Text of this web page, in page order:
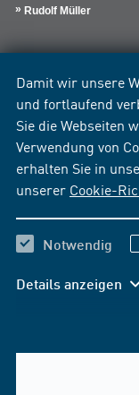
Damit wir unsere
und fortlaufend
Sie die Webseiten
Verwendung von
erhalten Sie in
unserer Cookie-
Notwendig
Details anzeigen
Rudolf Müller